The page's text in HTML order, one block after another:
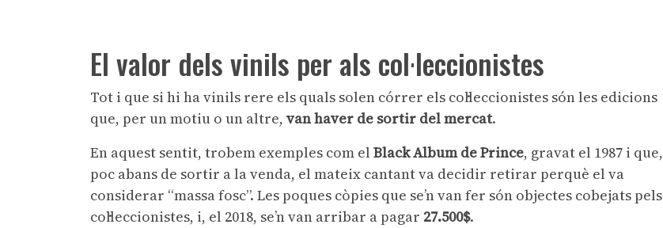
El valor dels vinils per als col·leccionistes
Tot i que si hi ha vinils rere els quals solen córrer els col·leccionistes són les edicions
que, per un motiu o un altre, van haver de sortir del mercat.
En aquest sentit, trobem exemples com el Black Album de Prince, gravat el 1987 i que,
poc abans de sortir a la venda, el mateix cantant va decidir retirar perquè el va
considerar “massa fosc”. Les poques còpies que se’n van fer són objectes cobejats pels
col·leccionistes, i, el 2018, se’n van arribar a pagar 27.500$.